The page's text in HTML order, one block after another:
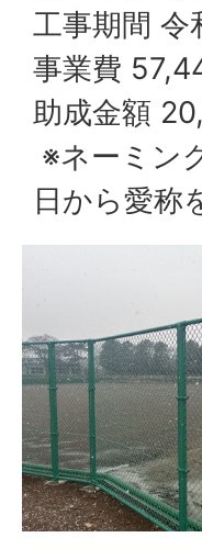
工事期間 令
事業費
助成金額
※ネーミン
日から愛称